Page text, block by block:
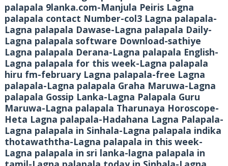
palapala 9lanka.com-Manjula Peiris Lagna
palapala contact Number-col3 Lagna palapala-
Lagna palapala Dawase-Lagna palapala Daily-
Lagna palapala software Download-sathiye
Lagna palapala Derana-Lagna palapala English-
Lagna palapala for this week-Lagna palapala
hiru fm-february Lagna palapala-free Lagna
palapala-Lagna palapala Graha Maruwa-Lagna
palapala Gossip Lanka-Lagna Palapala Guru
Maruwa-Lagna palapala Tharunaya Horoscope-
Heta Lagna palapala-Hadahana Lagna Palapala-
Lagna palapala in Sinhala-Lagna palapala indika
thotawaththa-Lagna palapala in this week-
Lagna palapala in sri lanka-lagna palapala in